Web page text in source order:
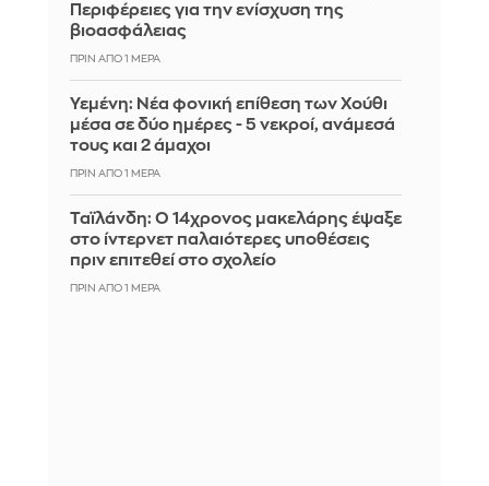
Περιφέρειες για την ενίσχυση της
βιοασφάλειας
ΠΡΙΝ ΑΠΌ 1 ΜΈΡΑ
Υεμένη: Νέα φονική επίθεση των Χούθι
μέσα σε δύο ημέρες - 5 νεκροί, ανάμεσά
τους και 2 άμαχοι
ΠΡΙΝ ΑΠΌ 1 ΜΈΡΑ
Ταϊλάνδη: Ο 14χρονος μακελάρης έψαξε
στο ίντερνετ παλαιότερες υποθέσεις
πριν επιτεθεί στο σχολείο
ΠΡΙΝ ΑΠΌ 1 ΜΈΡΑ